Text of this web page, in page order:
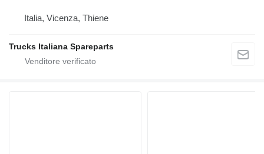
Italia, Vicenza, Thiene
Trucks Italiana Spareparts